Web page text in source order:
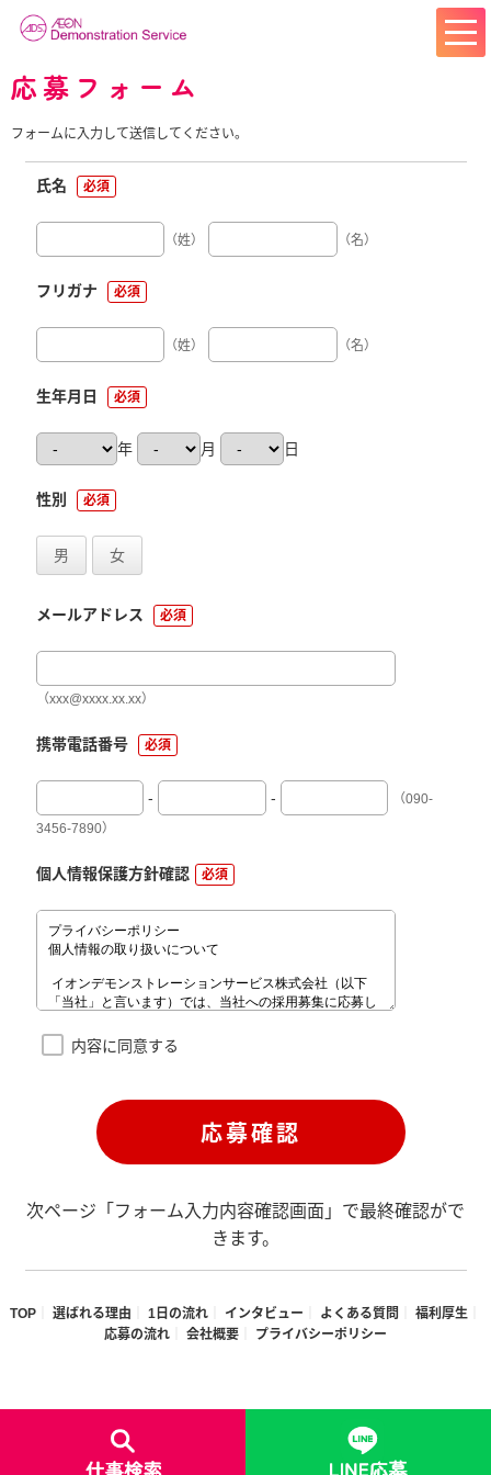
応募フォーム
フォームに入力して送信してください。
氏名 必須
（姓） （名）
フリガナ 必須
（姓） （名）
生年月日 必須
年 月 日
性別 必須
男 女
メールアドレス 必須
（xxx@xxxx.xx.xx）
携帯電話番号 必須
- -
（090-
3456-7890）
個人情報保護方針確認 必須
内容に同意する
次ページ「フォーム入力内容確認画面」で最終確認がで
きます。
TOP 選ばれる理由 1日の流れ インタビュー よくある質問
福利厚生
応募の流れ
会社概要 プライバシーポリシー